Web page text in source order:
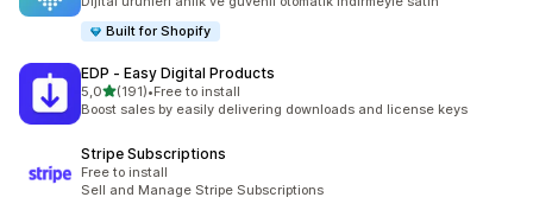
Built for Shopify
EDP ‑ Easy Digital Products
5,05 yıldız üzerinden
(191)
toplam 191 değerlendirme
•Free to install
Boost sales by easily delivering downloads and license keys
Stripe Subscriptions
Free to install
Sell and Manage Stripe Subscriptions